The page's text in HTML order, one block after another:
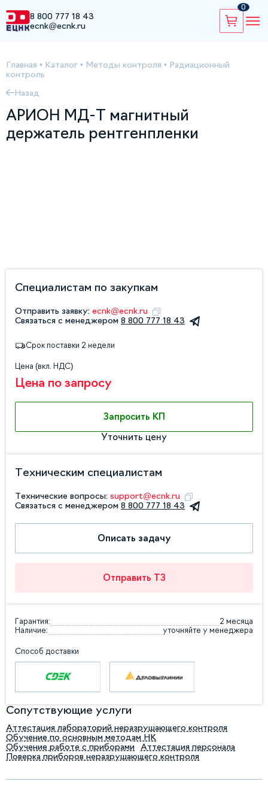
8 800 777 18 43
ecnk@ecnk.ru
0
Главная • Каталог • Методы контроля • Радиационный
контроль
Назад
АРИОН МД-Т магнитный
держатель рентгенпленки
Специалистам по закупкам
Отправить заявку: ecnk@ecnk.ru
Связаться с менеджером 8 800 777 18 43
Срок поставки 2 недели
Цена (вкл. НДС)
Цена по запросу
Запросить КП
Уточнить цену
Техническим специалистам
Технические вопросы: support@ecnk.ru
Связаться с менеджером 8 800 777 18 43
Описать задачу
Отправить ТЗ
Гарантия:
2 месяца
Наличие:
уточняйте у менеджера
Способ доставки
Сопутствующие услуги
Аттестация лабораторий неразрушающего контроля
Обучение по основным методам НК
Обучение работе с приборами
Аттестация персонала
Поверка приборов неразрушающего контроля